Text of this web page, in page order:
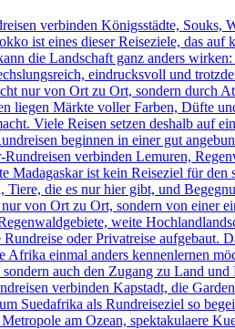
verbinden Königsstädte, Souks,
ist eines dieser Reiseziele, das auf
die Landschaft ganz anders
eindrucksvoll und
nur von Ort zu Ort, sondern durch
liegen Märkte voller Farben, Düfte
Viele Reisen setzen deshalb auf
beginnen in einer gut
Rundreisen verbinden Lemuren,
Madagaskar ist kein Reiseziel für
Tiere, die es nur hier gibt, und
von Ort zu Ort, sondern von einer
weite
oder Privatreise aufgebaut.
einmal anders kennenlernen
auch den Zugang zu Land
verbinden Kapstadt, die
Suedafrika als Rundreiseziel so
am Ozean, spektakulaere